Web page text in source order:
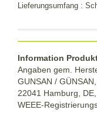
Lieferungsumfang :
Information
Angaben gem.
GUNSAN /
22041 Hamburg,
WEEE-